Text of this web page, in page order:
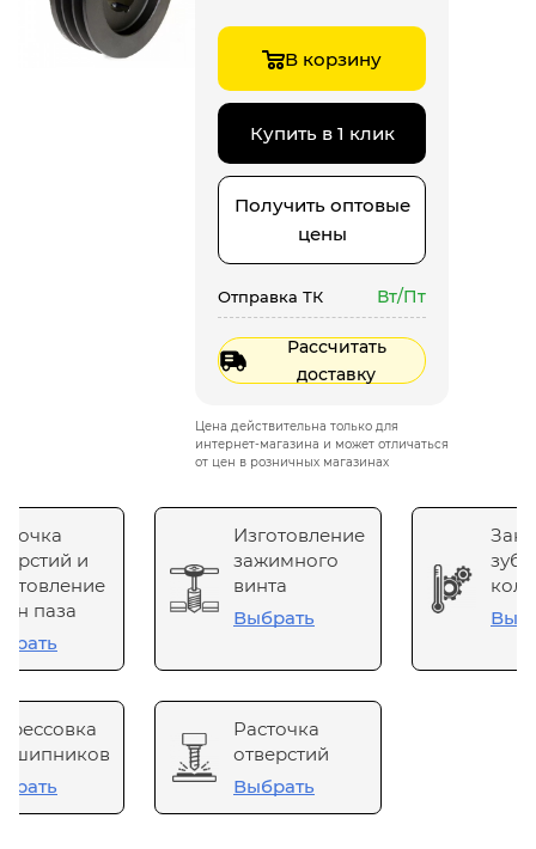
В корзину
Купить в 1 клик
Получить оптовые
цены
Отправка ТК Вт/Пт
Рассчитать
доставку
Цена действительна только для
интернет-магазина и может отличаться
от цен в розничных магазинах
и
паза
Изготовление
зажимного
винта
Выбрать
Расточка
отверстий
Выбрать